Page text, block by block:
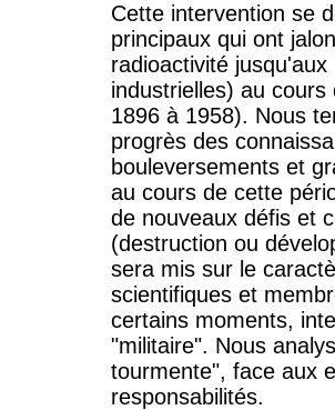
Cette intervention se
principaux qui ont
radioactivité
industrielles) au
1896 à 1958). Nous
progrès des
bouleversements et
au cours de cette
de nouveaux défis et
(destruction ou
sera mis sur le
scientifiques et
certains moments,
"militaire". Nous
tourmente", face aux
responsabilités.